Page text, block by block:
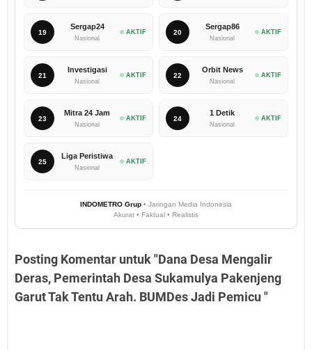
19
Sergap24
Nasional
AKTIF 20
Sergap86
Nasional
AKTIF
21
Investigasi
Nasional
AKTIF 22
Orbit News
Nasional
AKTIF
23
Mitra 24 Jam
Nasional
AKTIF 24
1 Detik
Nasional
AKTIF
25
Liga Peristiwa
Nasional
AKTIF
INDOMETRO Grup • Jaringan Media Indonesia
Akurat • Faktual • Realistis
Posting Komentar untuk "Dana Desa Mengalir
Deras, Pemerintah Desa Sukamulya Pakenjeng
Garut Tak Tentu Arah. BUMDes Jadi Pemicu "